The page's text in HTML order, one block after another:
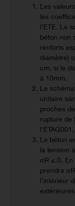
Les
les
l'ETE. Le
béton non
renforts
diamètre)
cm, si le
à 10mm.
Le
unitaire
proches
rupture de
Le béton
la tension
σR ≤ 0.
prendra
l'intérieur